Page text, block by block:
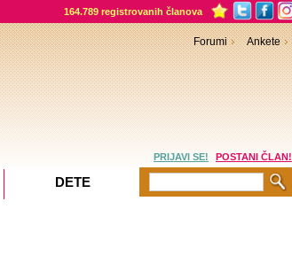
164.789 registrovanih članova
Forumi Ankete
PRIJAVI SE! POSTANI ČLAN!
DETE